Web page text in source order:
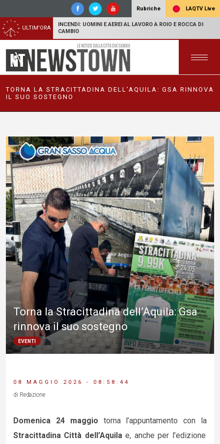
Rubriche LAQTV Live
ULTIM'ORA
INCENDI: UOMINI E AEREI AL LAVORO A ROIO E ROCCA DI
CAMBIO
TORNA LA STRACITTADINA DELL’AQUILA: GSA RINNOVA
IL SUO SOSTEGNO
Torna la Stracittadina dell’Aquila: Gsa
rinnova il suo sostegno
EVENTI
08 MAGGIO 2026 - 08:58:44
di Redazione
Domenica 24 maggio torna l’appuntamento con la
Stracittadina Città dell’Aquilae, anche per l’edizione